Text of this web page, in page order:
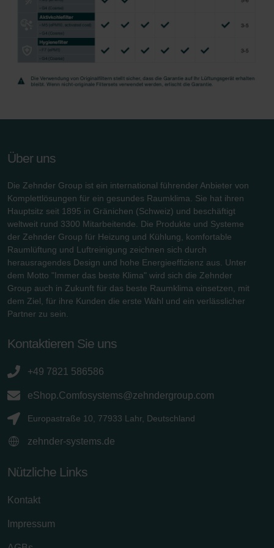
Zehnder Group İç Mekan İklimlendirme Sanayi ve Ticaret
Limitet Şirketi: Web Sitesi Çerezleri
Zehnder Group Nederland bv: Privacyverklaringen
Zehnder Group Sales International: Privacy Policy
Zehnder Polska Sp. z o.o.: Oświadczenie o ochronie
Zehnder Group UK Limited: Privacy Policy
Über uns
Die Zehnder Group ist ein international führender Anbieter von
Komplettlösungen für ein gesundes Raumklima. Sie hat ihren
Hauptsitz seit 1895 in Gränichen (Schweiz) und beschäftigt
weltweit rund 3300 Mitarbeitende. Die Produkte und Systeme
der Zehnder Group für Heizung und Kühlung, komfortable
Raumlüftung und Luftreinigung zeichnen sich durch
herausragendes Design und hohe Energieeffizienz aus. Unter
dem Motto "Immer das beste Klima" wird sich die Zehnder
Group auch in Zukunft für das beste Raumklima einsetzen, mit
dem Ziel, für ihre Kunden die erste Wahl und ein verlässlicher
Partner zu sein.
Kontaktieren Sie uns
+49 7821 586586
eShop.Comfosystems@zehndergroup.com
Europastraße 10, 77933 Lahr, Deutschland
zehnder-systems.de
Nützliche Links
Kontakt
Impressum